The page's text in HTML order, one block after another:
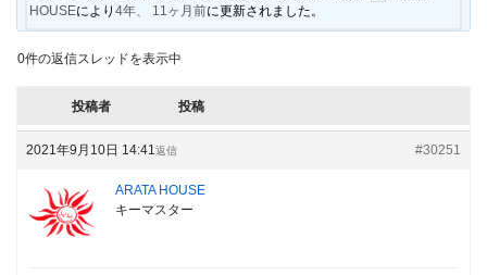
HOUSEにより4年、 11ヶ月前に更新されました。
0件の返信スレッドを表示中
投稿者 投稿
2021年9月10日 14:41 #30251
返信
ARATA HOUSE
キーマスター